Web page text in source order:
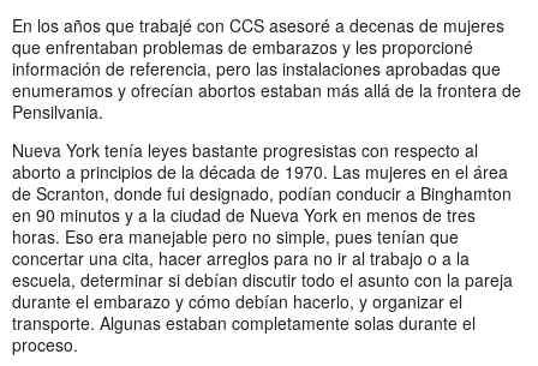
En los años que trabajé con CCS asesoré a decenas de mujeres
que enfrentaban problemas de embarazos y les proporcioné
información de referencia, pero las instalaciones aprobadas que
enumeramos y ofrecían abortos estaban más allá de la frontera de
Pensilvania.
Nueva York tenía leyes bastante progresistas con respecto al
aborto a principios de la década de 1970. Las mujeres en el área
de Scranton, donde fui designado, podían conducir a Binghamton
en 90 minutos y a la ciudad de Nueva York en menos de tres
horas. Eso era manejable pero no simple, pues tenían que
concertar una cita, hacer arreglos para no ir al trabajo o a la
escuela, determinar si debían discutir todo el asunto con la pareja
durante el embarazo y cómo debían hacerlo, y organizar el
transporte. Algunas estaban completamente solas durante el
proceso.